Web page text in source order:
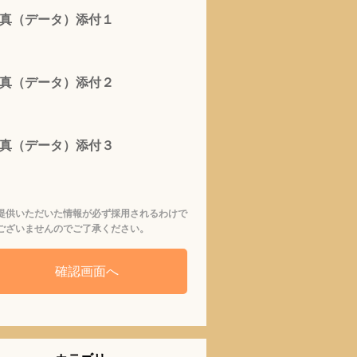
（データ）添付１
（データ）添付２
（データ）添付３
供いただいた情報が必ず採用されるわけで
ざいませんのでご了承ください。